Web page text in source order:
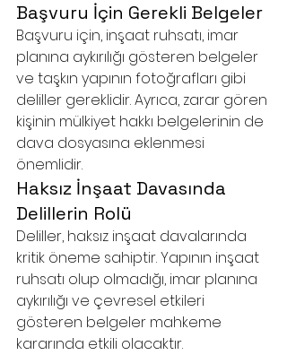
Başvuru İçin Gerekli Belgeler
Başvuru için, inşaat ruhsatı, imar
planına aykırılığı gösteren belgeler
ve taşkın yapının fotoğrafları gibi
deliller gereklidir. Ayrıca, zarar gören
kişinin mülkiyet hakkı belgelerinin de
dava dosyasına eklenmesi
önemlidir.
Haksız İnşaat Davasında
Delillerin Rolü
Deliller, haksız inşaat davalarında
kritik öneme sahiptir. Yapının inşaat
ruhsatı olup olmadığı, imar planına
aykırılığı ve çevresel etkileri
gösteren belgeler mahkeme
kararında etkili olacaktır.